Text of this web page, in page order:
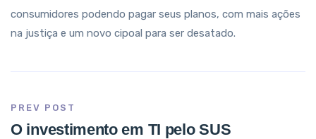
consumidores podendo pagar seus planos, com mais ações
na justiça e um novo cipoal para ser desatado.
PREV POST
O investimento em TI pelo SUS